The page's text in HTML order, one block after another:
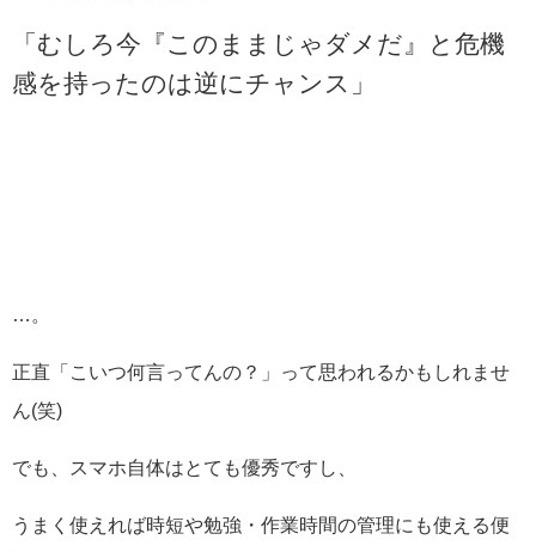
「むしろ今『このままじゃダメだ』と危機
感を持ったのは逆にチャンス」
…。
正直「こいつ何言ってんの？」って思われるかもしれませ
ん(笑)
でも、スマホ自体はとても優秀ですし、
うまく使えれば時短や勉強・作業時間の管理にも使える便